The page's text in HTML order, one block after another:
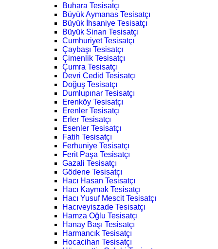
Buhara Tesisatçı
Büyük Aymanas Tesisatçı
Büyük İhsaniye Tesisatçı
Büyük Sinan Tesisatçı
Cumhuriyet Tesisatçı
Çaybaşı Tesisatçı
Çimenlik Tesisatçı
Çumra Tesisatçı
Devri Cedid Tesisatçı
Doğuş Tesisatçı
Dumlupınar Tesisatçı
Erenköy Tesisatçı
Erenler Tesisatçı
Erler Tesisatçı
Esenler Tesisatçı
Fatih Tesisatçı
Ferhuniye Tesisatçı
Ferit Paşa Tesisatçı
Gazali Tesisatçı
Gödene Tesisatçı
Hacı Hasan Tesisatçı
Hacı Kaymak Tesisatçı
Hacı Yusuf Mescit Tesisatçı
Hacıveyiszade Tesisatçı
Hamza Oğlu Tesisatçı
Hanay Başı Tesisatçı
Harmancık Tesisatçı
Hocacihan Tesisatçı